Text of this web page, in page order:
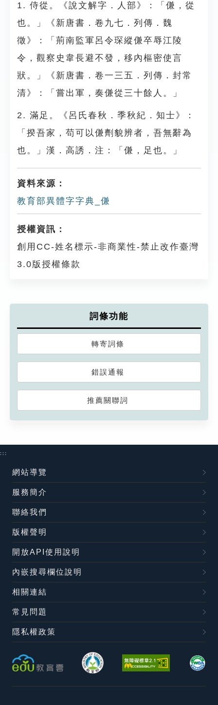
1. 侍從。《說文解字．人部》：「傔，從
也。」《新唐書．卷九七．列傳．魏
徵》：「荊南監軍呂令琛縱傔卒辱江陵
令，觀察史韋長避不發，移內樞密使言
狀。」《新唐書．卷一三五．列傳．封常
清》：「嘗出軍，奏傔從三十餘人。」
2. 滿足。《呂氏春秋．季秋紀．知士》：
「揆吾家，苟可以傔劑貌辨者，吾無辭為
也。」漢．高誘．注：「傔，足也。」
資料來源：
教育部異體字字典_傔
授權資訊：
創用CC-姓名標示-非商業性-禁止改作臺灣
3.0版授權條款
詞條功能
轉寄詞條
錯誤通報
推薦關聯詞
:::
網站導覽
服務簡介
聯絡我們
版權聲明
開放API使用說明
內嵌搜尋欄位說明
相關連結
常見問題
隱私權政策